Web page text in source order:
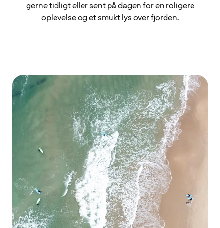
gerne tidligt eller sent på dagen for en roligere
oplevelse og et smukt lys over fjorden.